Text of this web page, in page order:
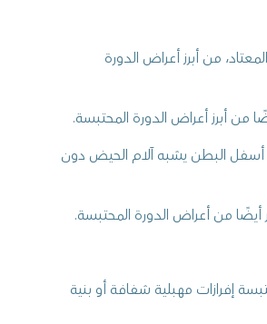
يومًا عن موعدها المعتاد، من أبرز أعراض الدورة
أبرز أعراض الدورة المحتبسة.
البطن يشبه آلام الحيض دون
أيضًا من أعراض الدورة المحتبسة.
إفرازات مهبلية شفافة أو بنية